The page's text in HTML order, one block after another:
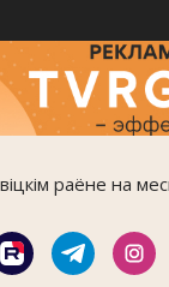
раёне на